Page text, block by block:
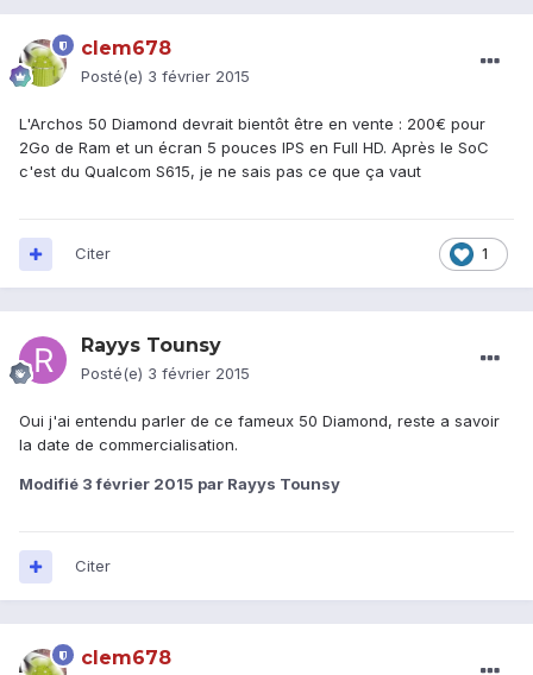
clem678
Posté(e) 3 février 2015
L'Archos 50 Diamond devrait bientôt être en vente : 200€ pour
2Go de Ram et un écran 5 pouces IPS en Full HD. Après le SoC
c'est du Qualcom S615, je ne sais pas ce que ça vaut
1
Citer
Rayys Tounsy
Posté(e) 3 février 2015
Oui j'ai entendu parler de ce fameux 50 Diamond, reste a savoir
la date de commercialisation.
Modifié 3 février 2015 par Rayys Tounsy
Citer
clem678